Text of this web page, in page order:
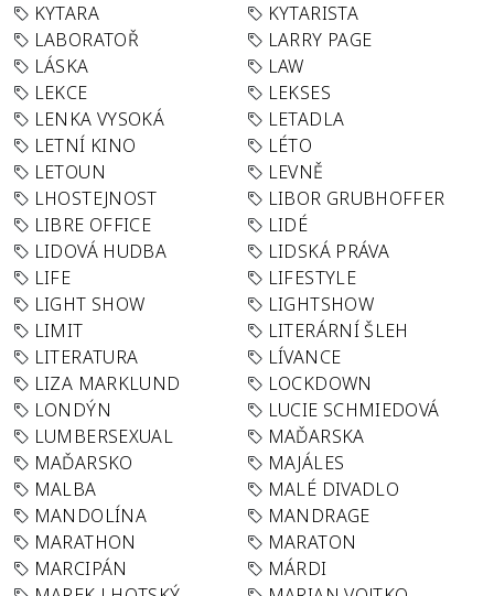
KYTARA
KYTARISTA
LABORATOŘ
LARRY PAGE
LÁSKA
LAW
LEKCE
LEKSES
LENKA VYSOKÁ
LETADLA
LETNÍ KINO
LÉTO
LETOUN
LEVNĚ
LHOSTEJNOST
LIBOR GRUBHOFFER
LIBRE OFFICE
LIDÉ
LIDOVÁ HUDBA
LIDSKÁ PRÁVA
LIFE
LIFESTYLE
LIGHT SHOW
LIGHTSHOW
LIMIT
LITERÁRNÍ ŠLEH
LITERATURA
LÍVANCE
LIZA MARKLUND
LOCKDOWN
LONDÝN
LUCIE SCHMIEDOVÁ
LUMBERSEXUAL
MAĎARSKA
MAĎARSKO
MAJÁLES
MALBA
MALÉ DIVADLO
MANDOLÍNA
MANDRAGE
MARATHON
MARATON
MARCIPÁN
MÁRDI